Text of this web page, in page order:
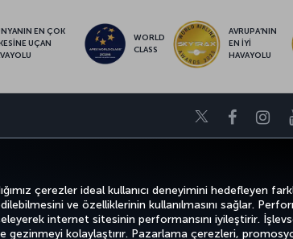
çerezler ideal kullanıcı deneyimini hedefleyen
ve özelliklerinin kullanılmasını sağlar.
internet sitesinin performansını iyileştirir.
gezinmeyi kolaylaştırır. Pazarlama çerezleri,
EN ÇOK
UÇAN
WORLD
CLASS
AVRUPA’NIN
EN İYİ
HAVAYOLU
Twitter
Hizmetleri Erişilebilirlik Gizlilik ve Çerez